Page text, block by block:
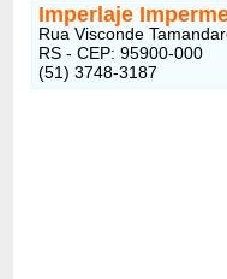
Imperlaje
Rua Visconde
RS - CEP: 95900-000
(51) 3748-3187